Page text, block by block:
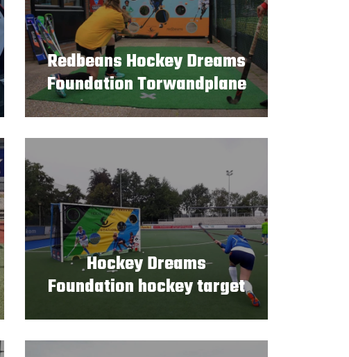
Redbeans Hockey Dreams
Foundation Torwandplane
Hockey Dreams
Foundation hockey target